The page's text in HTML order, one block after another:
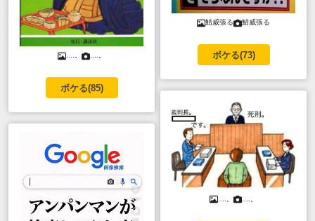
ボケる(85)
鯖威張る 鯖威張る
ボケる(73)